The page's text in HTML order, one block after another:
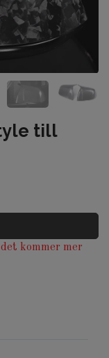
till
kommer mer